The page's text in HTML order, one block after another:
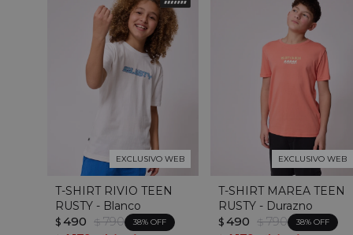
EXCLUSIVO WEB
T-SHIRT RIVIO TEEN
RUSTY - Blanco
$ 490 $ 790 38
EXCLUSIVO WEB
T-SHIRT MAREA TEEN
RUSTY - Durazno
$ 490 $ 790 38